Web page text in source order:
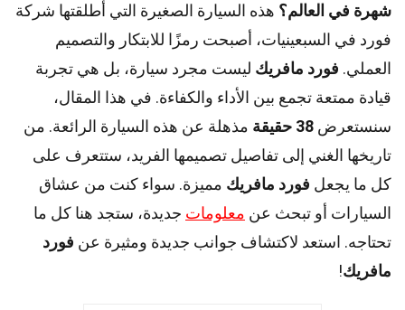
شهرة في العالم؟ هذه السيارة الصغيرة التي أطلقتها شركة
فورد في السبعينيات، أصبحت رمزًا للابتكار والتصميم
العملي. فورد مافريك ليست مجرد سيارة، بل هي تجربة
قيادة ممتعة تجمع بين الأداء والكفاءة. في هذا المقال،
سنستعرض 38 حقيقة
مذهلة عن هذه السيارة الرائعة. من
تاريخها الغني إلى تفاصيل تصميمها الفريد، ستتعرف على
كل ما يجعل فورد مافريك مميزة. سواء كنت من عشاق
السيارات أو تبحث عن معلومات جديدة، ستجد هنا كل ما
تحتاجه. استعد لاكتشاف جوانب جديدة ومثيرة عن فورد
مافريك!